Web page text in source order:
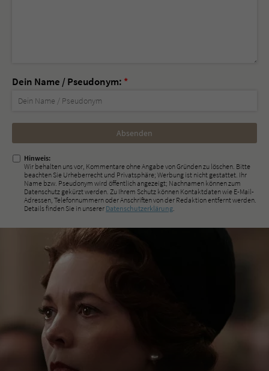
Dein Name / Pseudonym: *
Nicht
ausfüllen!
Hinweis:
Wir behalten uns vor, Kommentare ohne Angabe von Gründen zu löschen. Bitte
beachten Sie Urheberrecht und Privatsphäre; Werbung ist nicht gestattet. Ihr
Name bzw. Pseudonym wird öffentlich angezeigt; Nachnamen können zum
Datenschutz gekürzt werden. Zu Ihrem Schutz können Kontaktdaten wie E-Mail-
Adressen, Telefonnummern oder Anschriften von der Redaktion entfernt werden.
Details finden Sie in unserer Datenschutzerklärung